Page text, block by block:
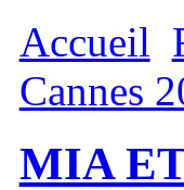
Accueil
Cannes
MIA